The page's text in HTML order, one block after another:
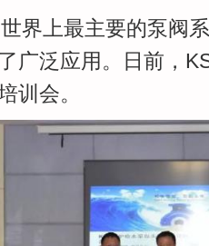
界上最主要的泵阀
广泛应用。日前，
训会。